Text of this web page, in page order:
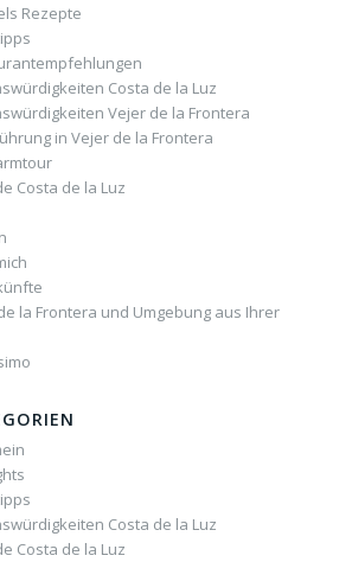
Rezepte
Costa de la Luz
Vejer de la Frontera
in Vejer de la Frontera
Costa de la Luz
la Frontera und Umgebung aus Ihrer
Costa de la Luz
Costa de la Luz